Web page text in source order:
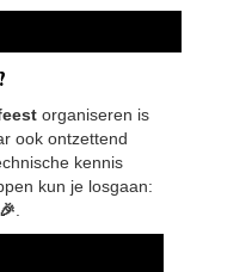
organiseren is
ook ontzettend
kennis
kun je losgaan: